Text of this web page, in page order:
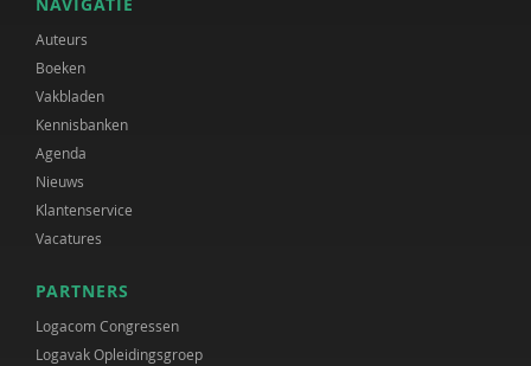
Auteurs
Boeken
Vakbladen
Kennisbanken
Agenda
Nieuws
Klantenservice
Vacatures
PARTNERS
Logacom Congressen
Logavak Opleidingsgroep